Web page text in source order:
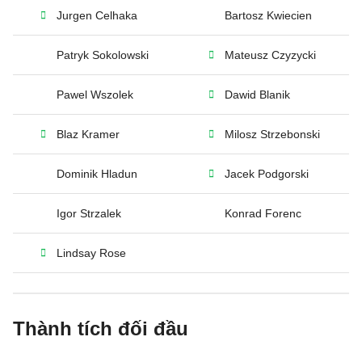
Jurgen Celhaka Bartosz Kwiecien
Patryk Sokolowski Mateusz Czyzycki
Pawel Wszolek Dawid Blanik
Blaz Kramer Milosz Strzebonski
Dominik Hladun Jacek Podgorski
Igor Strzalek Konrad Forenc
Lindsay Rose
Thành tích đối đầu